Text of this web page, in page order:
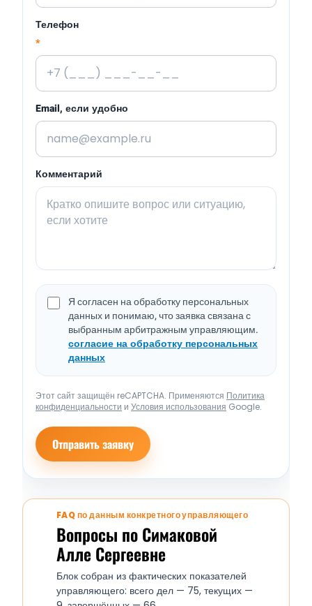
Телефон
*
Email, если удобно
Комментарий
Я согласен на обработку персональных
данных и понимаю, что заявка связана с
выбранным арбитражным управляющим.
согласие на обработку персональных
данных
Этот сайт защищён reCAPTCHA. Применяются Политика
конфиденциальности и Условия использования Google.
Отправить заявку
FAQ по данным конкретного управляющего
Вопросы по Симаковой
Алле Сергеевне
Блок собран из фактических показателей
управляющего: всего дел — 75, текущих —